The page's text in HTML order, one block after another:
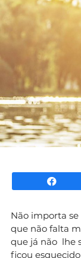
Não importa se
que não falta
que já não lhe
ficou